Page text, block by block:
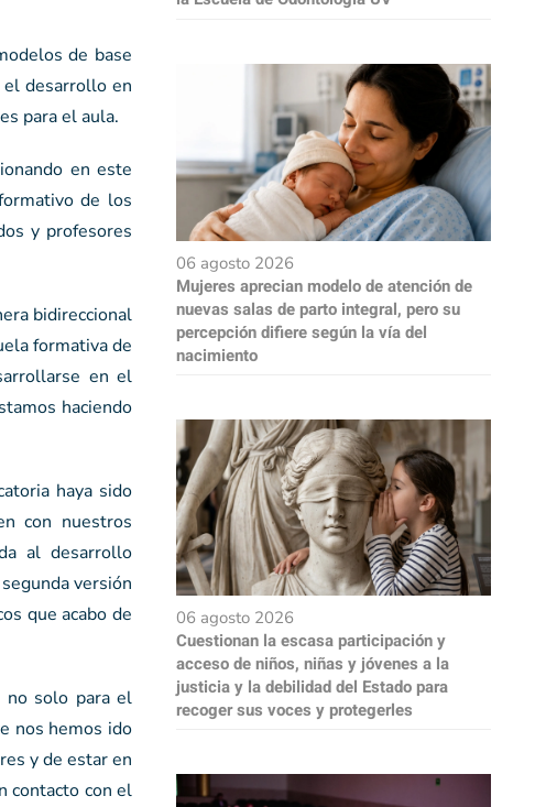
de base
desarrollo en
para el aula.
en este
de los
y profesores
bidireccional
formativa de
en el
haciendo
haya sido
con nuestros
al desarrollo
versión
que acabo de
no solo para el
nos hemos ido
y de estar en
contacto con el
06 agosto 2026
Mujeres aprecian modelo de atención de
nuevas salas de parto integral, pero su
percepción difiere según la vía del
nacimiento
06 agosto 2026
Cuestionan la escasa participación y
acceso de niños, niñas y jóvenes a la
justicia y la debilidad del Estado para
recoger sus voces y protegerles